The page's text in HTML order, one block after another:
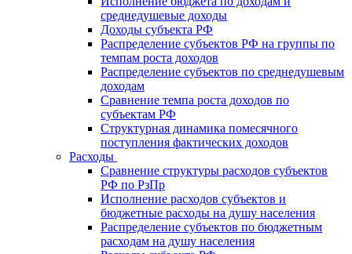
среднедушевые доходы
Доходы субъекта РФ
Распределение субъектов РФ на группы по
темпам роста доходов
Распределение субъектов по среднедушевым
доходам
Сравнение темпа роста доходов по
субъектам РФ
Структурная динамика помесячного
поступления фактических доходов
Расходы
Сравнение структуры расходов субъектов
РФ по РзПр
Исполнение расходов субъектов и
бюджетные расходы на душу населения
Распределение субъектов по бюджетным
расходам на душу населения